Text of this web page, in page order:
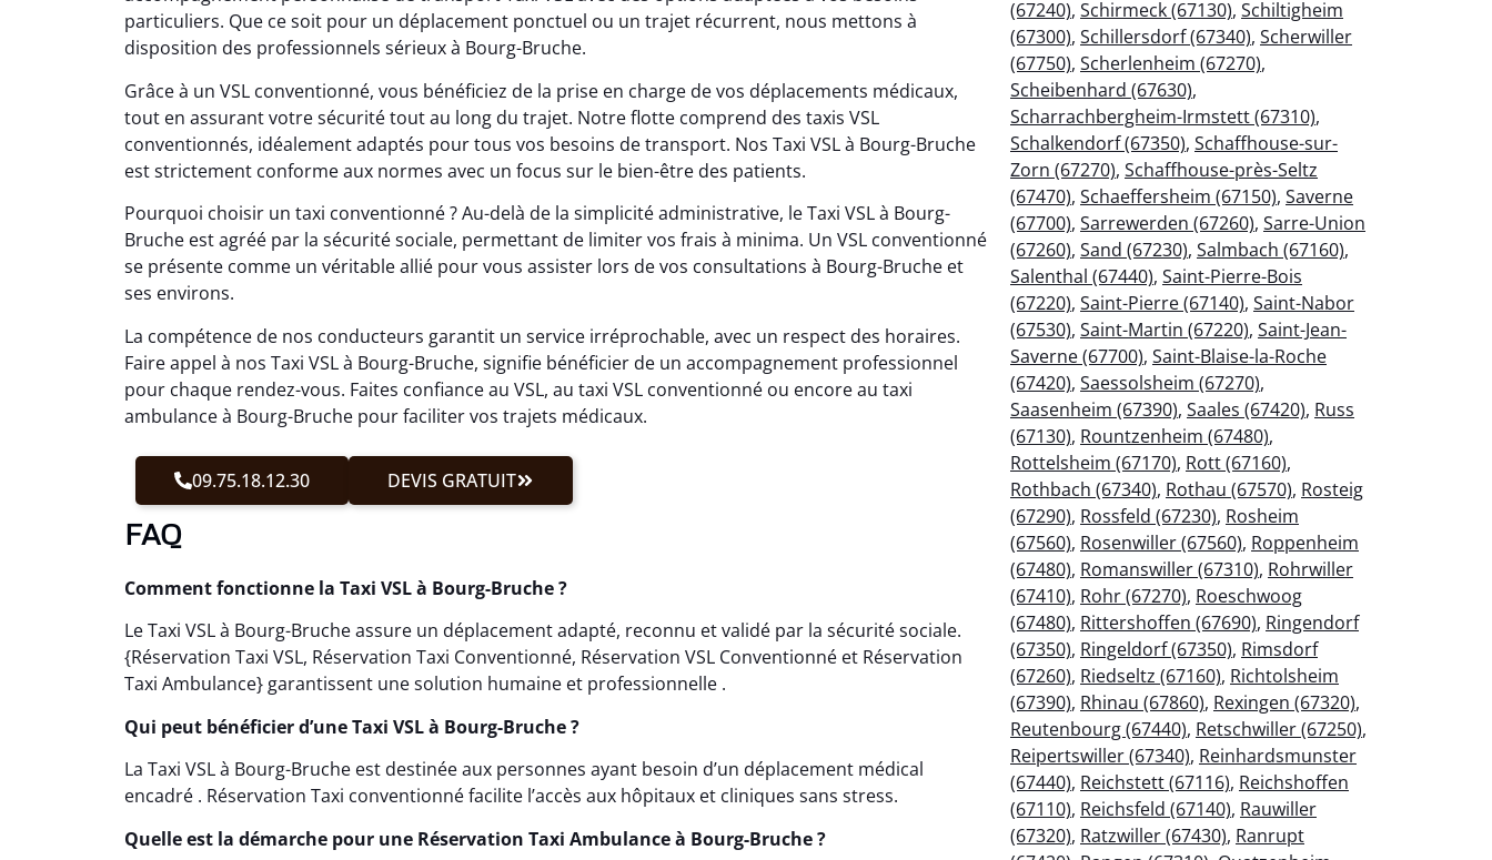
particuliers. Que ce soit pour un déplacement ponctuel ou un trajet récurrent, nous mettons à
disposition des professionnels sérieux à Bourg-Bruche.
Grâce à un VSL conventionné, vous bénéficiez de la prise en charge de vos déplacements médicaux,
tout en assurant votre sécurité tout au long du trajet. Notre flotte comprend des taxis VSL
conventionnés, idéalement adaptés pour tous vos besoins de transport. Nos Taxi VSL à Bourg-Bruche
est strictement conforme aux normes avec un focus sur le bien-être des patients.
Pourquoi choisir un taxi conventionné ? Au-delà de la simplicité administrative, le Taxi VSL à Bourg-
Bruche est agréé par la sécurité sociale, permettant de limiter vos frais à minima. Un VSL conventionné
se présente comme un véritable allié pour vous assister lors de vos consultations à Bourg-Bruche et
ses environs.
La compétence de nos conducteurs garantit un service irréprochable, avec un respect des horaires.
Faire appel à nos Taxi VSL à Bourg-Bruche, signifie bénéficier de un accompagnement professionnel
pour chaque rendez-vous. Faites confiance au VSL, au taxi VSL conventionné ou encore au taxi
ambulance à Bourg-Bruche pour faciliter vos trajets médicaux.
09.75.18.12.30 DEVIS GRATUIT
FAQ
Comment fonctionne la Taxi VSL à Bourg-Bruche ?
Le Taxi VSL à Bourg-Bruche assure un déplacement adapté, reconnu et validé par la sécurité sociale.
{Réservation Taxi VSL, Réservation Taxi Conventionné, Réservation VSL Conventionné et Réservation
Taxi Ambulance} garantissent une solution humaine et professionnelle .
Qui peut bénéficier d’une Taxi VSL à Bourg-Bruche ?
La Taxi VSL à Bourg-Bruche est destinée aux personnes ayant besoin d’un déplacement médical
encadré . Réservation Taxi conventionné facilite l’accès aux hôpitaux et cliniques sans stress.
Quelle est la démarche pour une Réservation Taxi Ambulance à Bourg-Bruche ?
(67240), Schirmeck (67130), Schiltigheim
(67300), Schillersdorf (67340), Scherwiller
(67750), Scherlenheim (67270),
Scheibenhard (67630),
Scharrachbergheim-Irmstett (67310),
Schalkendorf (67350), Schaffhouse-sur-
Zorn (67270), Schaffhouse-près-Seltz
(67470), Schaeffersheim (67150), Saverne
(67700), Sarrewerden (67260), Sarre-Union
(67260), Sand (67230), Salmbach (67160),
Salenthal (67440), Saint-Pierre-Bois
(67220), Saint-Pierre (67140), Saint-Nabor
(67530), Saint-Martin (67220), Saint-Jean-
Saverne (67700), Saint-Blaise-la-Roche
(67420), Saessolsheim (67270),
Saasenheim (67390), Saales (67420), Russ
(67130), Rountzenheim (67480),
Rottelsheim (67170), Rott (67160),
Rothbach (67340), Rothau (67570), Rosteig
(67290), Rossfeld (67230), Rosheim
(67560), Rosenwiller (67560), Roppenheim
(67480), Romanswiller (67310), Rohrwiller
(67410), Rohr (67270), Roeschwoog
(67480), Rittershoffen (67690), Ringendorf
(67350), Ringeldorf (67350), Rimsdorf
(67260), Riedseltz (67160), Richtolsheim
(67390), Rhinau (67860), Rexingen (67320),
Reutenbourg (67440), Retschwiller (67250),
Reipertswiller (67340), Reinhardsmunster
(67440), Reichstett (67116), Reichshoffen
(67110), Reichsfeld (67140), Rauwiller
(67320), Ratzwiller (67430), Ranrupt